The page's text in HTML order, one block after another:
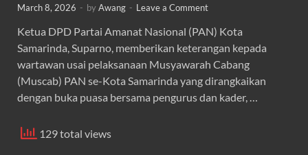
March 8, 2026 - byAwang - Leave a Comment
Ketua DPD Partai Amanat Nasional (PAN) Kota
Samarinda, Suparno, memberikan keterangan kepada
wartawan usai pelaksanaan Musyawarah Cabang
(Muscab) PAN se-Kota Samarinda yang dirangkaikan
dengan buka puasa bersama pengurus dan kader, …
129 total views